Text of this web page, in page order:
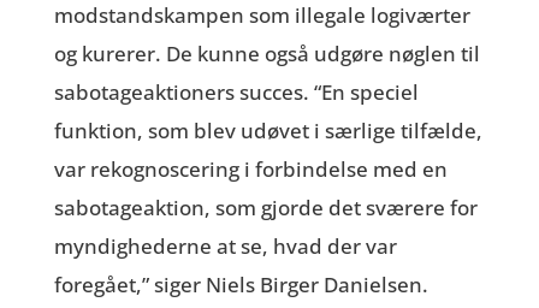
modstandskampen som illegale logiværter
og kurerer. De kunne også udgøre nøglen til
sabotageaktioners succes. “En speciel
funktion, som blev udøvet i særlige tilfælde,
var rekognoscering i forbindelse med en
sabotageaktion, som gjorde det sværere for
myndighederne at se, hvad der var
foregået,” siger Niels Birger Danielsen.